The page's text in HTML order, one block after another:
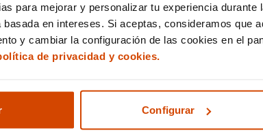
para mejorar y personalizar tu experiencia
basada en intereses. Si aceptas, consideramos que
y cambiar la configuración de las cookies en el
de privacidad y cookies.
Configurar
¿Hablamos?